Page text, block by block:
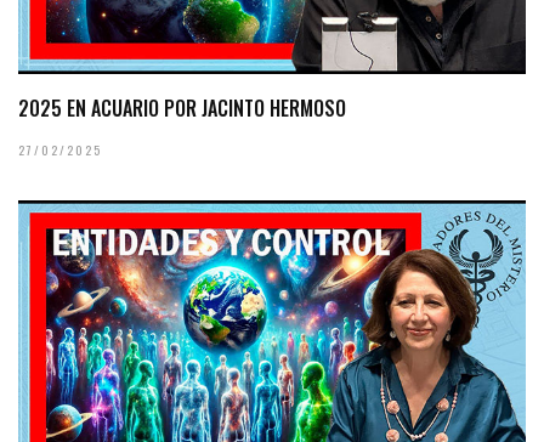
2025 EN ACUARIO POR JACINTO HERMOSO
27/02/2025